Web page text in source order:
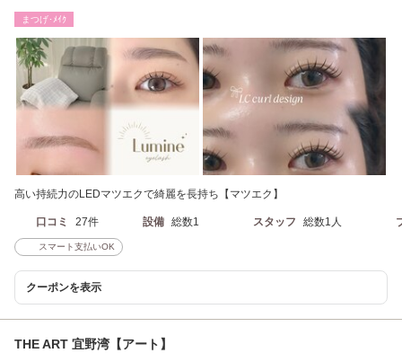
まつげ･ﾒｲｸ
高い持続力のLEDマツエクで綺麗を長持ち【マツエク】
口コミ 27件 設備 総数1 スタッフ 総数1人
スマート支払いOK
クーポンを表示
THE ART 宜野湾【アート】